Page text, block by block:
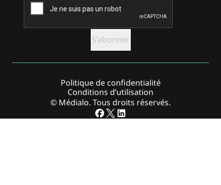
© Médialo. Tous droits réservés.
Politique de confidentialité
Conditions d’utilisation